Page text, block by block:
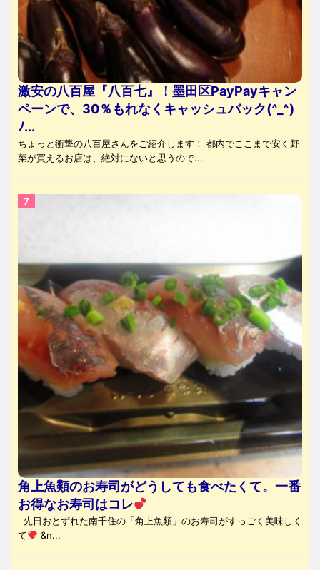
激安の八百屋『八百七』！墨田区PayPayキャン
ペーンで、30％もれなくキャッシュバック(^_^)
ﾉ...
ちょっと衝撃の八百屋さんをご紹介します！ 都内でここまで安く野
菜が買えるお店は、絶対にないと思うので...
角上魚類のお寿司がどうしても食べたくて。一番
お得なお寿司はコレ
先日おとずれた南千住の「角上魚類」のお寿司がすっごく美味しく
て
&n...